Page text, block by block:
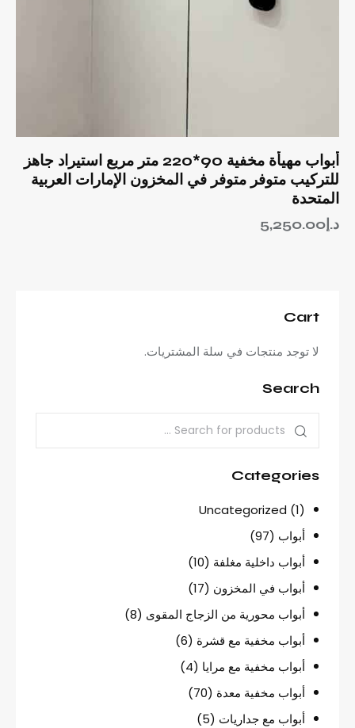
أبواب مهيأة مخفية 90*220 متر مربع استيراد جاهز
للتركيب متوفر متوفر في المخزون الإمارات العربية
المتحدة
د.إ5,250.00
Cart
لا توجد منتجات في سلة المشتريات.
Search
Categories
Uncategorized (1)
أبواب
أبواب داخلية مغلفة
أبواب في المخزون
أبواب محورية من الزجاج المقوى
أبواب مخفية مع قشرة
أبواب مخفية مع مرايا
أبواب مخفية معدة
أبواب مع جداريات